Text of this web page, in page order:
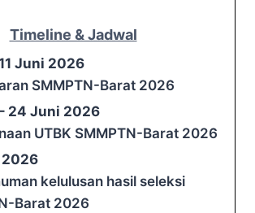
Timeline & Jadwal
Juni 2026
SMMPTN-Barat 2026
24 Juni 2026
UTBK SMMPTN-Barat 2026
kelulusan hasil seleksi
Barat 2026